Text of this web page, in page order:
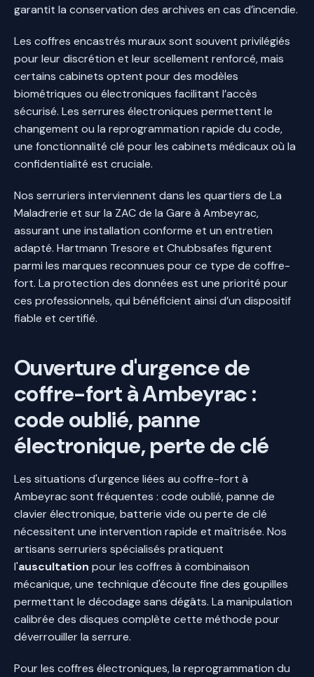
garantit la conservation des archives en cas d’incendie.
Les coffres encastrés muraux sont souvent privilégiés
pour leur discrétion et leur scellement renforcé, mais
certains cabinets optent pour des modèles
biométriques ou électroniques facilitant l’accès
sécurisé. Les serrures électroniques permettent le
changement ou la reprogrammation rapide du code,
une fonctionnalité clé pour les cabinets médicaux où la
confidentialité est cruciale.
Nos serruriers interviennent dans les quartiers de La
Maladrerie et sur la ZAC de la Gare à Ambeyrac,
assurant une installation conforme et un entretien
adapté. Hartmann Tresore et Chubbsafes figurent
parmi les marques reconnues pour ce type de coffre-
fort. La protection des données est une priorité pour
ces professionnels, qui bénéficient ainsi d’un dispositif
fiable et certifié.
Ouverture d'urgence de
coffre-fort à Ambeyrac :
code oublié, panne
électronique, perte de clé
Les situations d'urgence liées au coffre-fort à
Ambeyrac sont fréquentes : code oublié, panne de
clavier électronique, batterie vide ou perte de clé
nécessitent une intervention rapide et maîtrisée. Nos
artisans serruriers spécialisés pratiquent
l'auscultation pour les coffres à combinaison
mécanique, une technique d'écoute fine des goupilles
permettant le décodage sans dégâts. La manipulation
calibrée des disques complète cette méthode pour
déverrouiller la serrure.
Pour les coffres électroniques, la reprogrammation du